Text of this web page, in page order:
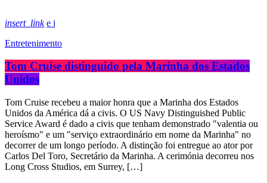
insert_link
Entretenimento
Tom Cruise distinguido pela Marinha dos Estados
Unidos
Tom Cruise recebeu a maior honra que a Marinha dos Estados
Unidos da América dá a civis. O US Navy Distinguished Public
Service Award é dado a civis que tenham demonstrado "valentia ou
heroísmo" e um "serviço extraordinário em nome da Marinha" no
decorrer de um longo período. A distinção foi entregue ao ator por
Carlos Del Toro, Secretário da Marinha. A cerimónia decorreu nos
Long Cross Studios, em Surrey, […]